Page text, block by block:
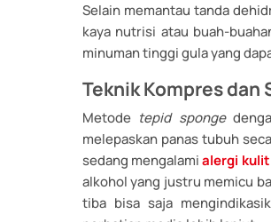
Selain memantau tanda
kaya nutrisi atau buah-
minuman tinggi gula yang
Teknik Kompres dan
Metode tepid sponge
melepaskan panas tubuh
sedang mengalamialergi
alkohol yang justru memicu
tiba bisa saja